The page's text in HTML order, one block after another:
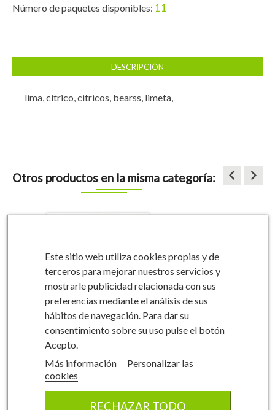
Número de paquetes disponibles: 11
DESCRIPCIÓN
lima, cítrico, citricos, bearss, limeta,
Otros productos en la misma categoría: keyboard_arrow_left
Etiquetas de Cerezo
keyboard_arrow_right
Este sitio web utiliza cookies propias y de
terceros para mejorar nuestros servicios y
mostrarle publicidad relacionada con sus
preferencias mediante el análisis de sus
hábitos de navegación. Para dar su
consentimiento sobre su uso pulse el botón
Acepto.
Más información
Personalizar las
cookies
RECHAZAR TODO